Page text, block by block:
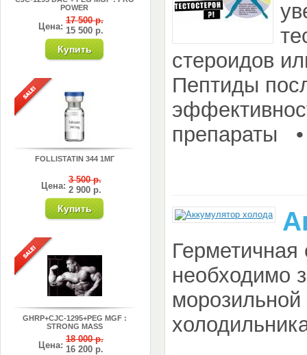
POWER
Цена:
17 500 р.
15 500 р.
FOLLISTATIN 344 1МГ
Цена:
3 500 р.
2 900 р.
GHRP+CJC-1295+PEG MGF :
STRONG MASS
Цена:
18 000 р.
16 200 р.
стероидов
Пептиды
препараты •
необходимо